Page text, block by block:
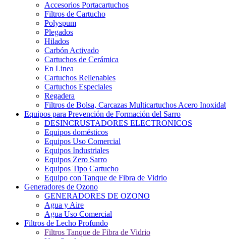
Accesorios Portacartuchos
Filtros de Cartucho
Polyspum
Plegados
Hilados
Carbón Activado
Cartuchos de Cerámica
En Linea
Cartuchos Rellenables
Cartuchos Especiales
Regadera
Filtros de Bolsa, Carcazas Multicartuchos Acero
Equipos para Prevención de Formación del Sarro
DESINCRUSTADORES ELECTRONICOS
Equipos domésticos
Equipos Uso Comercial
Equipos Industriales
Equipos Zero Sarro
Equipos Tipo Cartucho
Equipo con Tanque de Fibra de Vidrio
Generadores de Ozono
GENERADORES DE OZONO
Agua y Aire
Agua Uso Comercial
Filtros de Lecho Profundo
Filtros Tanque de Fibra de Vidrio